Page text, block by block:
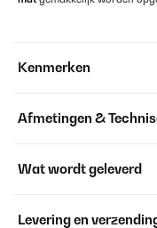
Kenmerken
Afmetingen &
Wat wordt geleverd
Levering en